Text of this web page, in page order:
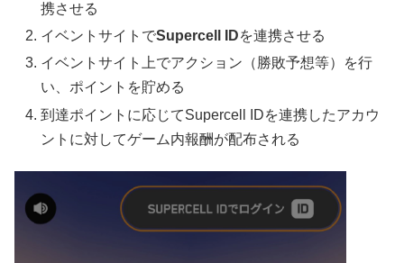
携させる
イベントサイトでSupercell IDを連携させる
イベントサイト上でアクション（勝敗予想等）を行
い、ポイントを貯める
到達ポイントに応じてSupercell IDを連携したアカウ
ントに対してゲーム内報酬が配布される